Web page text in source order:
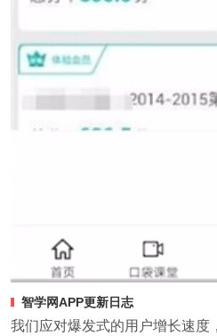
智学网APP更新日志
我们应对爆发式的用户增长速度